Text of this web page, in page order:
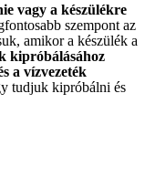
vagy a készülékre
szempont az
amikor a készülék a
kipróbálásához
a vízvezeték
tudjuk kipróbálni és